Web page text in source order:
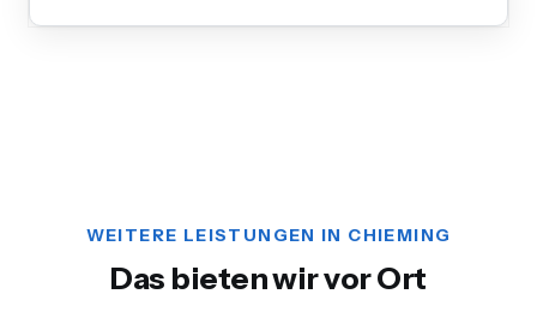
WEITERE LEISTUNGEN IN CHIEMING
Das bieten wir vor Ort